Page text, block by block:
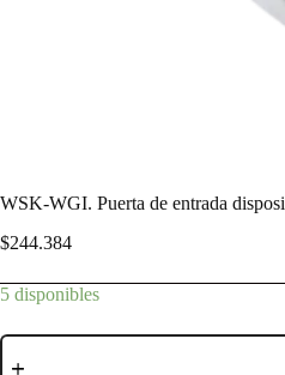
WSK-WGI. Puerta de entrada
$244.384
5 disponibles